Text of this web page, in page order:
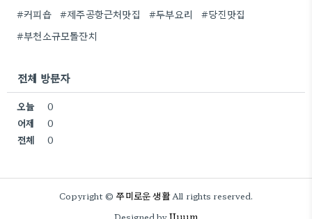
#커피숍
#제주공항근처맛집 #두부요리
#당진맛집
#부천소규모돌잔치
전체 방문자
오늘
0
어제
0
전체
0
Copyright ©쭈미로운 생활All rights reserved.
Designed by